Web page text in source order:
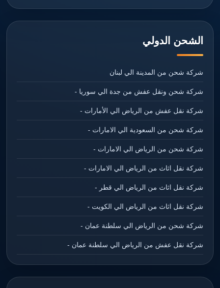
الشحن الدولي
شركة شحن من المدينة الي لبنان
شركة شحن ونقل عفش من جدة الي سوريا -
شركة نقل عفش من الرياض الي الأمارات -
شركة شحن من السعودية الي الامارات -
شركة شحن من الرياض الي الامارات -
شركة نقل اثاث من الرياض الي الامارات -
شركة نقل اثاث من الرياض الي قطر -
شركة نقل اثاث من الرياض الي الكويت -
شركة شحن من الرياض الي سلطنة عمان -
شركة نقل عفش من الرياض الي سلطنة عمان -